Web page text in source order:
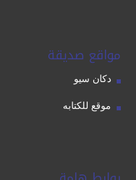
مواقع صديقة
دكان سيو
موقع للكتابه